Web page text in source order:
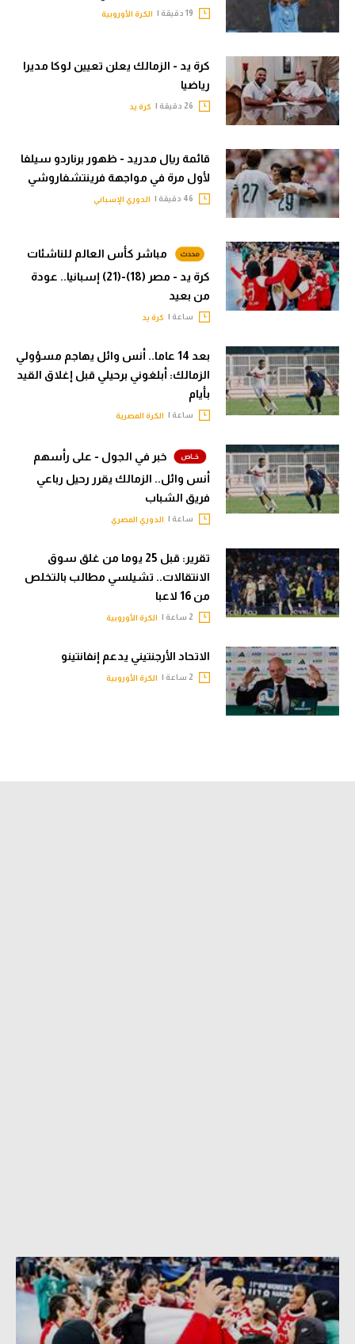
الكرة الأوروبية
كرة يد - الزمالك يعلن تعيين لوكا مديرا
رياضيا
كرة يد
قائمة ريال مدريد - ظهور برناردو سيلفا
لأول مرة في مواجهة فرينتشفاروشي
الدوري الإسباني
مباشر كأس العالم للناشئات
كرة يد - مصر (18)-(21) إسبانيا.. عودة
من بعيد
ساعة | كرة يد
بعد 14 عاما.. أنس وائل يهاجم مسؤولي
الزمالك: أبلغوني برحيلي قبل إغلاق القيد
بأيام
ساعة | الكرة المصرية
خبر في الجول - على رأسهم
أنس وائل.. الزمالك يقرر رحيل رباعي
فريق الشباب
ساعة | الدوري المصري
تقرير: قبل 25 يوما من غلق سوق
الانتقالات.. تشيلسي مطالب بالتخلص
من 16 لاعبا
الكرة الأوروبية
الاتحاد الأرجنتيني يدعم إنفانتينو
الكرة الأوروبية